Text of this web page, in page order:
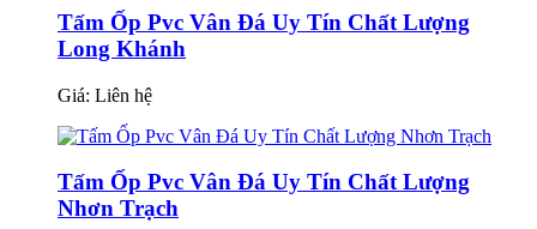
Tấm Ốp Pvc Vân Đá Uy Tín Chất Lượng
Long Khánh
Giá: Liên hệ
Tấm Ốp Pvc Vân Đá Uy Tín Chất Lượng
Nhơn Trạch